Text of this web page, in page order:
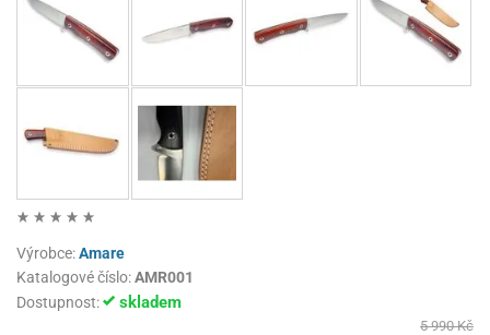
KONTAKTY
Výrobce:Amare
Katalogové číslo:AMR001
Dostupnost:
skladem
5 990 Kč